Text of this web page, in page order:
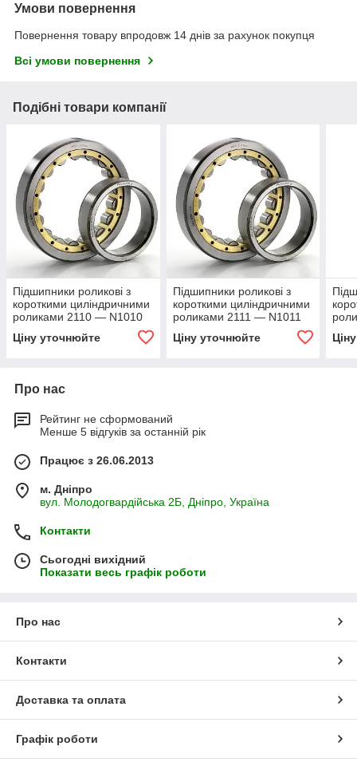
Умови повернення
Повернення товару впродовж 14 днів за рахунок покупця
Всі умови повернення
Подібні товари компанії
Підшипники роликові з
короткими циліндричними
роликами 2110 — N1010
Ціну уточнюйте
Підшипники роликові з
короткими циліндричними
роликами 2111 — N1011
Ціну уточнюйте
Про нас
Рейтинг не сформований
Менше 5 відгуків за останній рік
Працює з 26.06.2013
м. Дніпро
вул. Молодогвардійська 2Б, Дніпро, Україна
Контакти
Сьогодні вихідний
Показати весь графік роботи
Про нас
Контакти
Доставка та оплата
Графік роботи